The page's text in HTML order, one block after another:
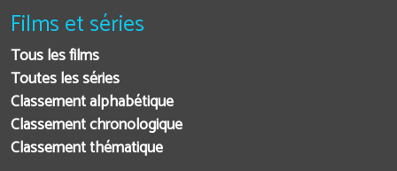
Films et séries
Tous les films
Toutes les séries
Classement alphabétique
Classement chronologique
Classement thématique